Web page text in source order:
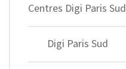
Centres Digi Paris Sud
Digi Paris Sud